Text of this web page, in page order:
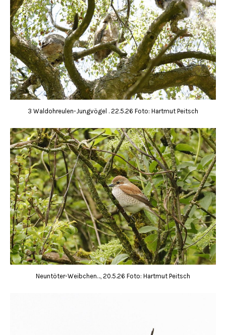
3 Waldohreulen-Jungvögel . 22.5.26 Foto: Hartmut Peitsch
Neuntöter-Weibchen…, 20.5.26 Foto: Hartmut Peitsch